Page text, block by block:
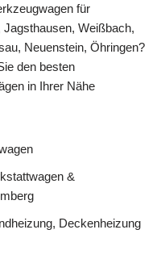
für
Jagsthausen, Weißbach,
Neuenstein, Öhringen?
den besten
in Ihrer Nähe
&
Deckenheizung